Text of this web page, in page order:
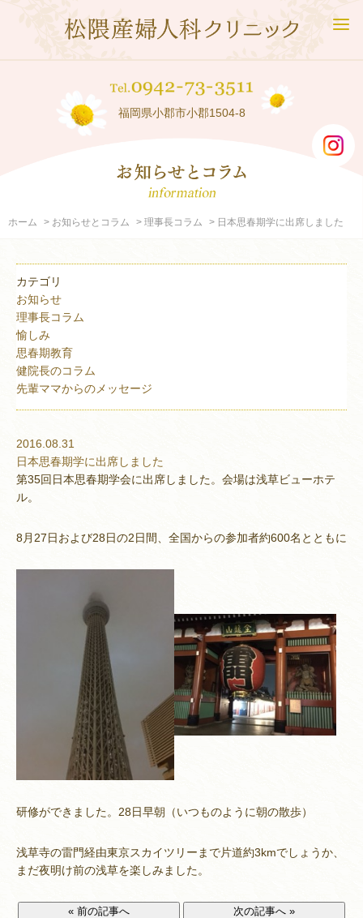
福岡県小郡市小郡1504-8
ホーム お知らせとコラム 理事長コラム 日本思春期学に出席しました
カテゴリ
お知らせ
理事長コラム
愉しみ
思春期教育
健院長のコラム
先輩ママからのメッセージ
2016.08.31
日本思春期学に出席しました
第35回日本思春期学会に出席しました。会場は浅草ビューホテ
ル。
8月27日および28日の2日間、全国からの参加者約600名とともに
研修ができました。28日早朝（いつものように朝の散歩）
浅草寺の雷門経由東京スカイツリーまで片道約3kmでしょうか、
まだ夜明け前の浅草を楽しみました。
« 前の記事へ 次の記事へ »